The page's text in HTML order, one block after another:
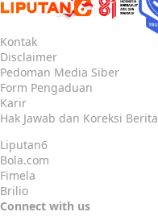
Kontak
Disclaimer
Pedoman Media Siber
Form Pengaduan
Karir
Hak Jawab dan Koreksi Berita
Liputan6
Bola.com
Fimela
Brilio
Connect with us